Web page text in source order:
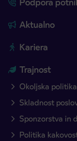
Podpora
Aktualno
Kariera
Trajnost
Okoljska politika
Skladnost
Sponzorstva in
Politika